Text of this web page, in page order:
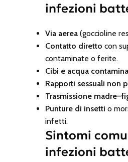
infezioni
Via aerea(goccioline
Contatto diretto con
contaminate o ferite.
Cibi e acqua
Rapporti sessuali non
Trasmissione
Punture di insetti o
infetti.
Sintomi
infezioni